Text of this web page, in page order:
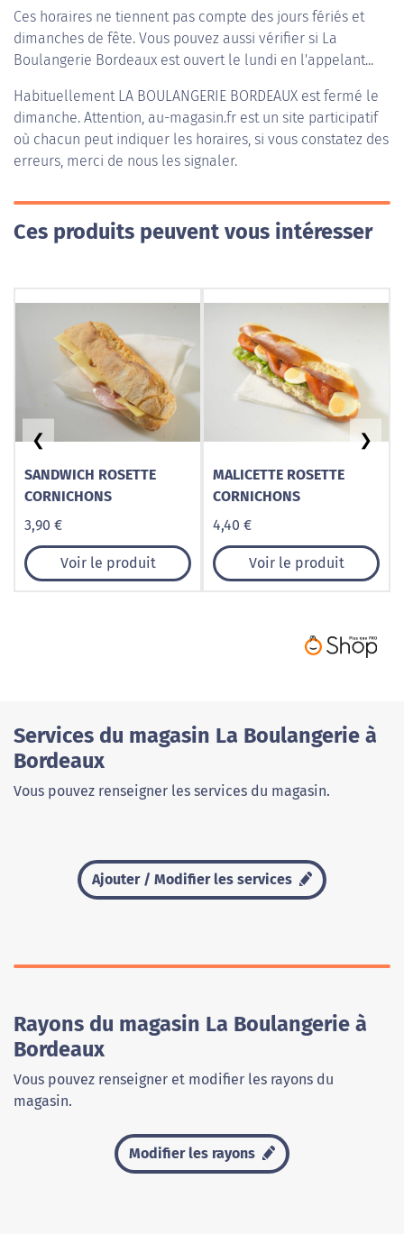
Ces horaires ne tiennent pas compte des jours fériés et
dimanches de fête. Vous pouvez aussi vérifier si La
Boulangerie Bordeaux est ouvert le lundi en l'appelant...
Habituellement LA BOULANGERIE BORDEAUX est fermé le
dimanche. Attention, au-magasin.fr est un site participatif
où chacun peut indiquer les horaires, si vous constatez des
erreurs, merci de nous les signaler.
Ces produits peuvent vous intéresser
SANDWICH ROSETTE
CORNICHONS
3,90 €
Voir le produit
MALICETTE ROSETTE
CORNICHONS
4,40 €
Voir le produit
❮ ❯
Services du magasin La Boulangerie à
Bordeaux
Vous pouvez renseigner les services du magasin.
Ajouter / Modifier les services
Rayons du magasin La Boulangerie à
Bordeaux
Vous pouvez renseigner et modifier les rayons du
magasin.
Modifier les rayons